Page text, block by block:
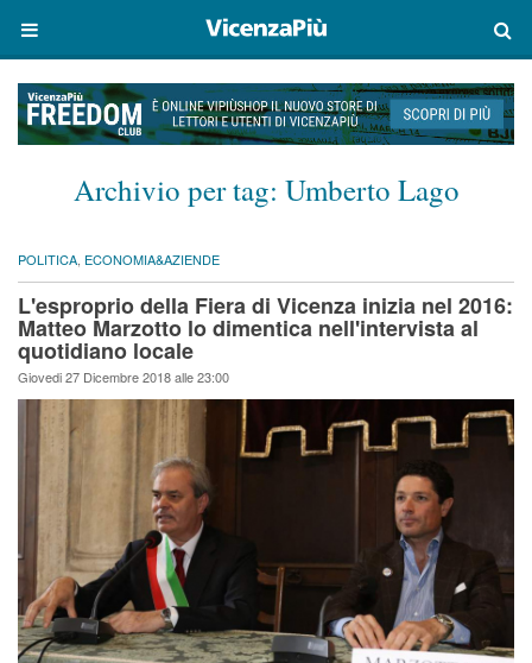
Archivio per tag: Umberto Lago
POLITICA, ECONOMIA&AZIENDE
L'esproprio della Fiera di Vicenza inizia nel 2016:
Matteo Marzotto lo dimentica nell'intervista al
quotidiano locale
Giovedi 27 Dicembre 2018 alle 23:00